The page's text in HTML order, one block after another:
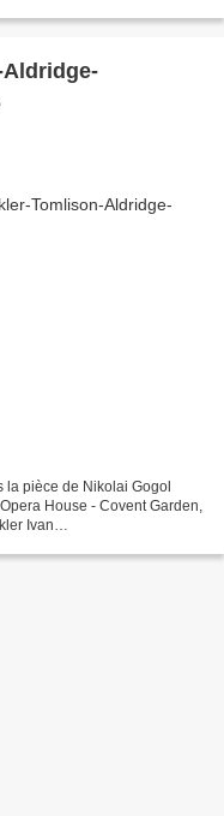
Aldridge-
la pièce de Nikolai Gogol
House - Covent Garden,
Ivan